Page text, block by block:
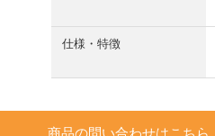
仕様・特徴
商品の問い合わせはこちら